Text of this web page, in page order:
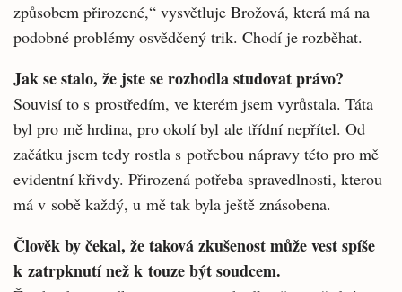
způsobem přirozené,“ vysvětluje Brožová, která má na
podobné problémy osvědčený trik. Chodí je rozběhat.
Jak se stalo, že jste se rozhodla studovat právo?
Souvisí to s prostředím, ve kterém jsem vyrůstala. Táta
byl pro mě hrdina, pro okolí byl ale třídní nepřítel. Od
začátku jsem tedy rostla s potřebou nápravy této pro mě
evidentní křivdy. Přirozená potřeba spravedlnosti, kterou
má v sobě každý, u mě tak byla ještě znásobena.
Člověk by čekal, že taková zkušenost může vest spíše
k zatrpknutí než k touze být soudcem.